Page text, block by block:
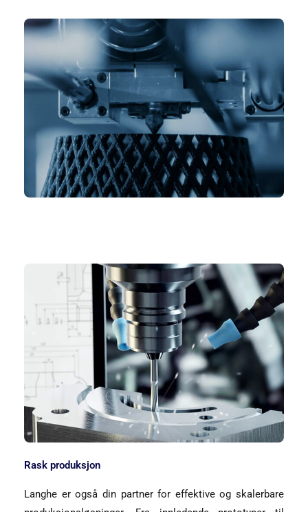
Rask produksjon
Langhe er også din partner for effektive og skalerbare